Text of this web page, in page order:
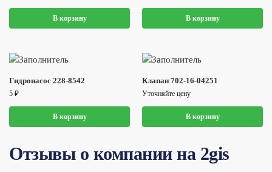
В корзину В корзину
Гидронасос 228-8542
5 ₽
В корзину
Клапан 702-16-04251
Уточняйте цену
В корзину
Отзывы о компании на 2gis